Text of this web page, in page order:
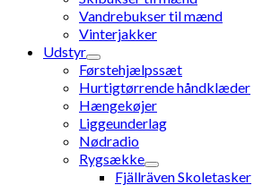
Vandrebukser til mænd
Vinterjakker
Udstyr
Førstehjælpssæt
Hurtigtørrende håndklæder
Hængekøjer
Liggeunderlag
Nødradio
Rygsække
Fjällräven Skoletasker